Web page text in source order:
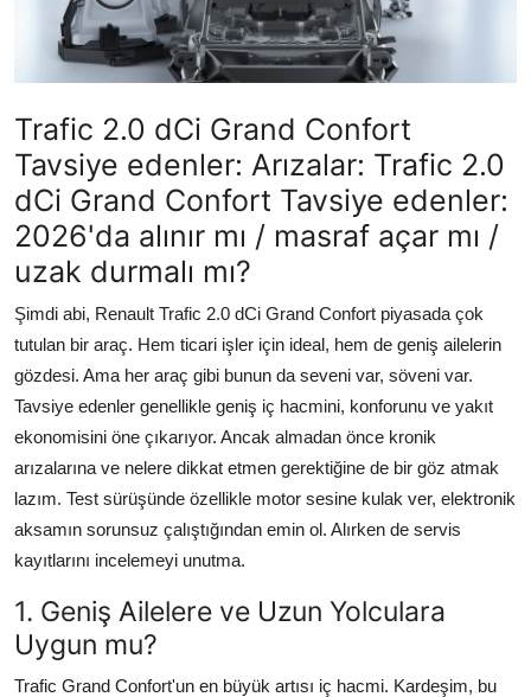
Yakıt, LPG & Elektrikli
Trafic 2.0 dCi Grand Confort
Tavsiye edenler: Arızalar: Trafic 2.0
dCi Grand Confort Tavsiye edenler:
2026'da alınır mı / masraf açar mı /
uzak durmalı mı?
Şimdi abi, Renault Trafic 2.0 dCi Grand Confort piyasada çok
tutulan bir araç. Hem ticari işler için ideal, hem de geniş ailelerin
gözdesi. Ama her araç gibi bunun da seveni var, söveni var.
Tavsiye edenler genellikle geniş iç hacmini, konforunu ve yakıt
ekonomisini öne çıkarıyor. Ancak almadan önce kronik
arızalarına ve nelere dikkat etmen gerektiğine de bir göz atmak
lazım. Test sürüşünde özellikle motor sesine kulak ver, elektronik
aksamın sorunsuz çalıştığından emin ol. Alırken de servis
kayıtlarını incelemeyi unutma.
1. Geniş Ailelere ve Uzun Yolculara
Uygun mu?
Trafic Grand Confort'un en büyük artısı iç hacmi. Kardeşim, bu